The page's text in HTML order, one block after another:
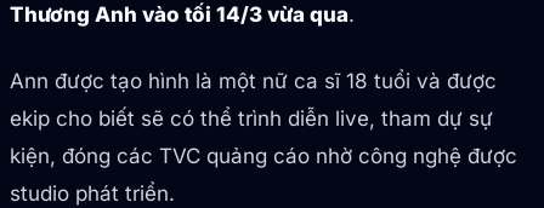
Thương Anh vào tối 14/3 vừa qua.
Ann được tạo hình là một nữ ca sĩ 18 tuổi và được
ekip cho biết sẽ có thể trình diễn live, tham dự sự
kiện, đóng các TVC quảng cáo nhờ công nghệ được
studio phát triển.